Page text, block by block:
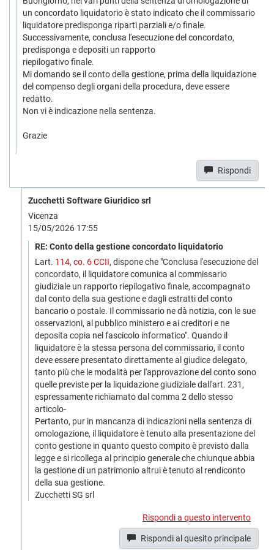
un concordato liquidatorio è stato indicato che il commissario
liquidatore predisponga riparti parziali e/o finale.
Successivamente, conclusa l'esecuzione del concordato,
predisponga e depositi un rapporto
riepilogativo finale.
Mi domando se il conto della gestione, prima della liquidazione
del compenso degli organi della procedura, deve essere
redatto.
Non vi è indicazione nella sentenza.
Grazie
Rispondi
Zucchetti Software Giuridico srl
Vicenza
15/05/2026 17:55
RE: Conto della gestione concordato liquidatorio
Lart. 114, co. 6 CCII, dispone che "Conclusa l'esecuzione del
concordato, il liquidatore comunica al commissario
giudiziale un rapporto riepilogativo finale, accompagnato
dal conto della sua gestione e dagli estratti del conto
bancario o postale. Il commissario ne dà notizia, con le sue
osservazioni, al pubblico ministero e ai creditori e ne
deposita copia nel fascicolo informatico". Quando il
liquidatore è la stessa persona del commissario, il conto
deve essere presentato direttamente al giudice delegato,
tanto più che le modalità per l'approvazione del conto sono
quelle previste per la liquidazione giudiziale dall'art. 231,
espressamente richiamato dal comma 2 dello stesso
articolo-
Pertanto, pur in mancanza di indicazioni nella sentenza di
omologazione, il liquidatore è tenuto alla presentazione del
conto gestione in quanto questo compito è previsto dalla
legge e si ricollega al principio generale che chiunque abbia
la gestione di un patrimonio altrui è tenuto al rendiconto
della sua gestione.
Zucchetti SG srl
Rispondi a questo intervento
Rispondi al quesito principale